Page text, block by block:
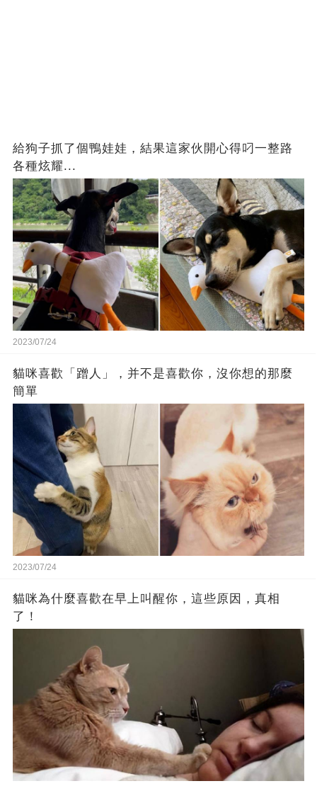
給狗子抓了個鴨娃娃，結果這家伙開心得叼一整路
各種炫耀...
2023/07/24
貓咪喜歡「蹭人」，并不是喜歡你，沒你想的那麼
簡單
2023/07/24
貓咪為什麼喜歡在早上叫醒你，這些原因，真相
了！